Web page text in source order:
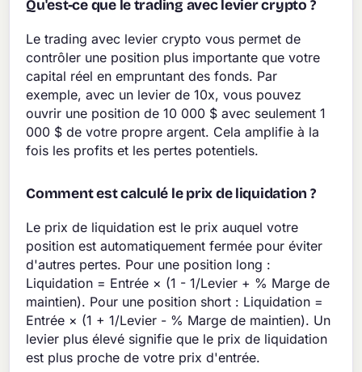
Qu'est-ce que le trading avec levier crypto ?
Le trading avec levier crypto vous permet de
contrôler une position plus importante que votre
capital réel en empruntant des fonds. Par
exemple, avec un levier de 10x, vous pouvez
ouvrir une position de 10 000 $ avec seulement 1
000 $ de votre propre argent. Cela amplifie à la
fois les profits et les pertes potentiels.
Comment est calculé le prix de liquidation ?
Le prix de liquidation est le prix auquel votre
position est automatiquement fermée pour éviter
d'autres pertes. Pour une position long :
Liquidation = Entrée × (1 - 1/Levier + % Marge de
maintien). Pour une position short : Liquidation =
Entrée × (1 + 1/Levier - % Marge de maintien). Un
levier plus élevé signifie que le prix de liquidation
est plus proche de votre prix d'entrée.